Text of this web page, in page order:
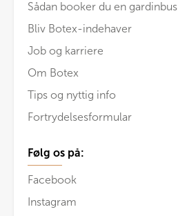
Sådan booker du en gardinbus
Bliv Botex-indehaver
Job og karriere
Om Botex
Tips og nyttig info
Fortrydelsesformular
Følg os på:
Facebook
Instagram